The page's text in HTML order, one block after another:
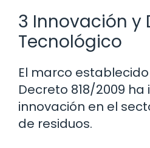
3 Innovación y
Tecnológico
El marco
Decreto 818/2009
innovación en el
de residuos.